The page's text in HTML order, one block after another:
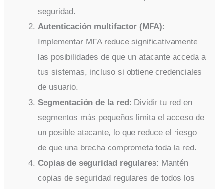
seguridad.
Autenticación multifactor (MFA):
Implementar MFA reduce significativamente
las posibilidades de que un atacante acceda a
tus sistemas, incluso si obtiene credenciales
de usuario.
Segmentación de la red : Dividir tu red en
segmentos más pequeños limita el acceso de
un posible atacante, lo que reduce el riesgo
de que una brecha comprometa toda la red.
Copias de seguridad regulares: Mantén
copias de seguridad regulares de todos los